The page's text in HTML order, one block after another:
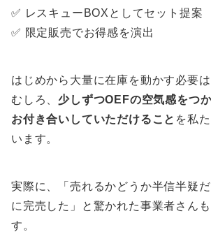
✅ レスキューBOXとしてセット提案
✅ 限定販売でお得感を演出
はじめから大量に在庫を動かす必要は
むしろ、 少しずつOEFの空気感をつ
お付き合いしていただけること を私
います。
実際に、「売れるかどうか半信半疑
に完売した」と驚かれた事業者さん
す。